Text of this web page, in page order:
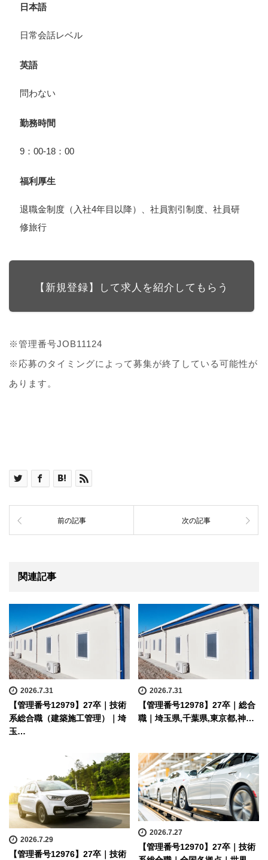
日本語
日常会話レベル
英語
問わない
勤務時間
9：00-18：00
福利厚生
退職金制度（入社4年目以降）、社員割引制度、社員研
修旅行
【新規登録】して求人を紹介してもらう
※管理番号JOB11124
※応募のタイミングによって募集が終了している可能性が
あります。
前の記事 次の記事
関連記事
2026.7.31
【管理番号12979】27卒｜技術
系総合職（建築施工管理）｜埼
玉…
2026.7.31
【管理番号12978】27卒｜総合
職｜埼玉県,千葉県,東京都,神…
2026.7.29
【管理番号12976】27卒｜技術
2026.7.27
【管理番号12970】27卒｜技術